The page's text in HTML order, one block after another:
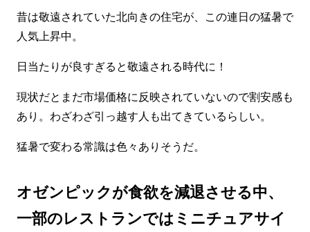
昔は敬遠されていた北向きの住宅が、この連日の猛暑で
人気上昇中。
日当たりが良すぎると敬遠される時代に！
現状だとまだ市場価格に反映されていないので割安感も
あり。わざわざ引っ越す人も出てきているらしい。
猛暑で変わる常識は色々ありそうだ。
オゼンピックが食欲を減退させる中、
一部のレストランではミニチュアサイ